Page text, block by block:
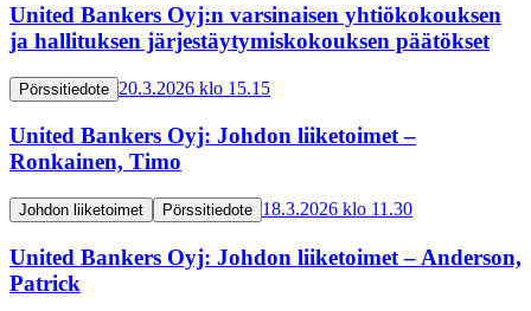
United Bankers Oyj:n varsinaisen yhtiökokouksen
ja hallituksen järjestäytymiskokouksen päätökset
Pörssitiedote 20.3.2026 klo 15.15
United Bankers Oyj: Johdon liiketoimet –
Ronkainen, Timo
Johdon liiketoimet Pörssitiedote 18.3.2026 klo 11.30
United Bankers Oyj: Johdon liiketoimet – Anderson,
Patrick